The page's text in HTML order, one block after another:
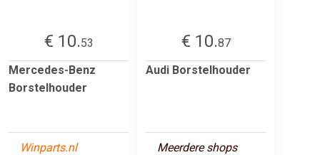
€ 10.53
Mercedes-Benz
Borstelhouder
Winparts.nl
€ 10.87
Audi Borstelhouder
Meerdere shops